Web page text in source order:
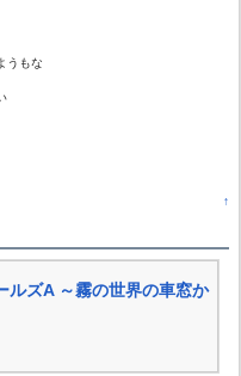
うもな
↑
ルズA ～霧の世界の車窓か